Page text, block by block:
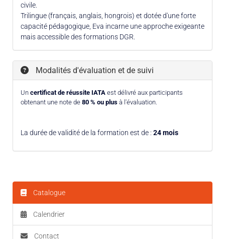
civile.
Trilingue (français, anglais, hongrois) et dotée d'une forte
capacité pédagogique, Eva incarne une approche exigeante
mais accessible des formations DGR.
Modalités d'évaluation et de suivi
Un certificat de réussite IATA est délivré aux participants
obtenant une note de 80 % ou plus à l'évaluation.
La durée de validité de la formation est de : 24 mois
Catalogue
Calendrier
Contact